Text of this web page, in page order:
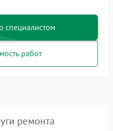
специалистом
работ
ремонта